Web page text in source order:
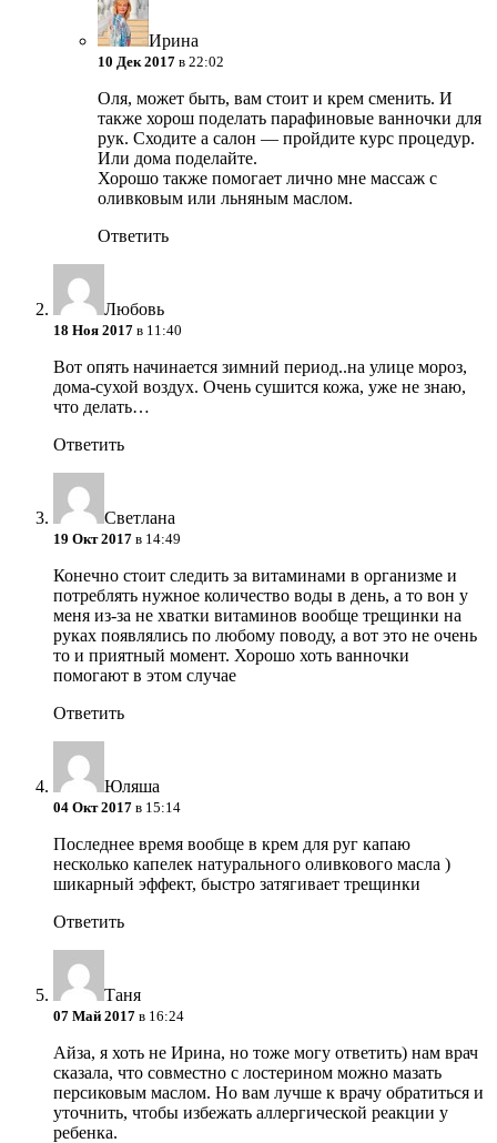
Ирина
10 Дек 2017 в 22:02
Оля, может быть, вам стоит и крем сменить. И
также хорош поделать парафиновые ванночки для
рук. Сходите а салон — пройдите курс процедур.
Или дома поделайте.
Хорошо также помогает лично мне массаж с
оливковым или льняным маслом.
Ответить
Любовь
18 Ноя 2017 в 11:40
Вот опять начинается зимний период..на улице мороз,
дома-сухой воздух. Очень сушится кожа, уже не знаю,
что делать…
Ответить
Светлана
19 Окт 2017 в 14:49
Конечно стоит следить за витаминами в организме и
потреблять нужное количество воды в день, а то вон у
меня из-за не хватки витаминов вообще трещинки на
руках появлялись по любому поводу, а вот это не очень
то и приятный момент. Хорошо хоть ванночки
помогают в этом случае
Ответить
Юляша
04 Окт 2017 в 15:14
Последнее время вообще в крем для руг капаю
несколько капелек натурального оливкового масла )
шикарный эффект, быстро затягивает трещинки
Ответить
Таня
07 Май 2017 в 16:24
Айза, я хоть не Ирина, но тоже могу ответить) нам врач
сказала, что совместно с лостерином можно мазать
персиковым маслом. Но вам лучше к врачу обратиться и
уточнить, чтобы избежать аллергической реакции у
ребенка.